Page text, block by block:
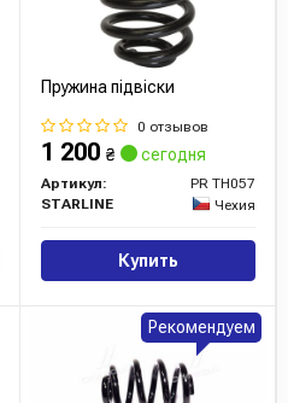
Пружина підвіски
0 отзывов
1 200 ₴ сегодня
Артикул:
PR TH057
STARLINE
Чехия
Купить
Рекомендуем